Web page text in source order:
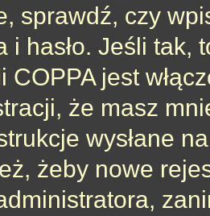
sprawdź, czy
i hasło. Jeśli tak,
COPPA jest
że masz
wysłane
żeby nowe